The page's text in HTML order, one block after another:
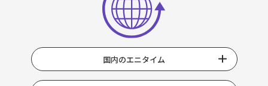
国内のエニタイム